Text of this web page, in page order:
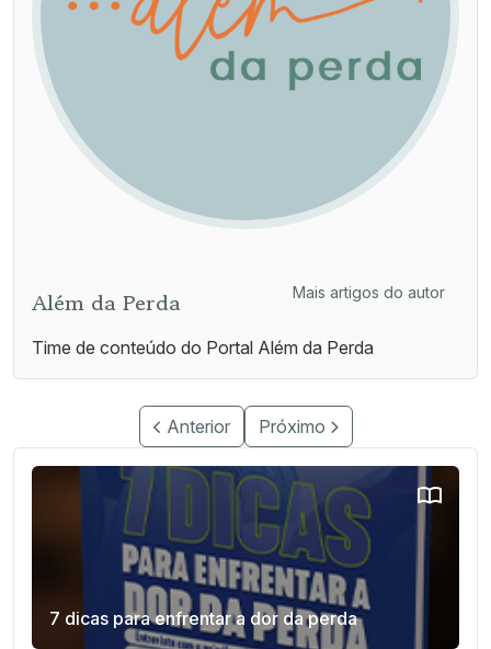
Além da Perda Mais artigos do autor
Time de conteúdo do Portal Além da Perda
Anterior Próximo
7 dicas para enfrentar a dor da perda